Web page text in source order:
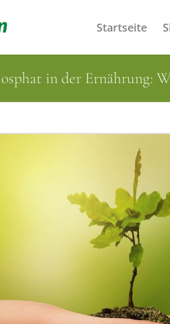
Startseite
in der Ernährung: